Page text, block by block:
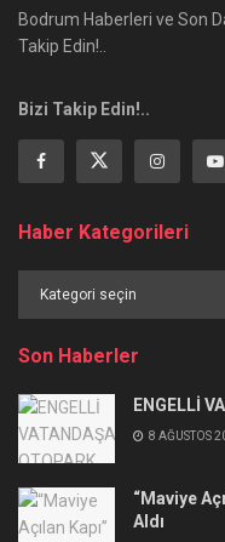
Bodrum Haberleri ve Son
Takip Edin!..
Bizi Takip Edin!..
Haber Kategorileri
Kategorileri
Son Haberler
ENGELLİ
8 AĞUSTOS
“Maviye
Aldı